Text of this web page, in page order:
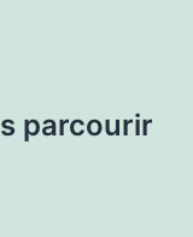
parcourir